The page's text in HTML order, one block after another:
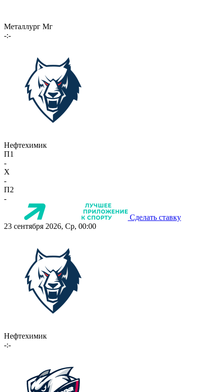
Металлург Мг
-:-
Нефтехимик
П1
-
X
-
П2
-
Сделать ставку
23 сентября 2026, Ср, 00:00
Нефтехимик
-:-